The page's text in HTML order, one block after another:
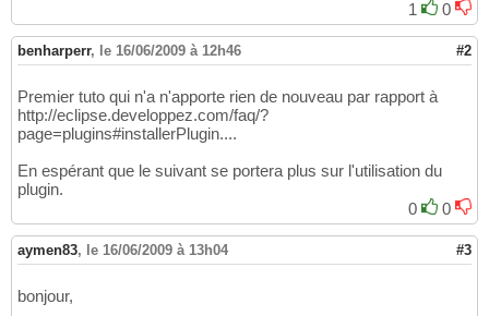
1
0
benharperr, le 16/06/2009 à 12h46 #2
Premier tuto qui n'a n'apporte rien de nouveau par rapport à
http://eclipse.developpez.com/faq/?
page=plugins#installerPlugin....
En espérant que le suivant se portera plus sur l'utilisation du
plugin.
0
0
aymen83, le 16/06/2009 à 13h04 #3
bonjour,